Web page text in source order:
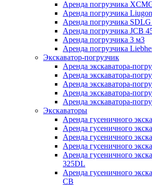
Аренда погрузчика
Аренда погрузчика
Аренда погрузчика
Аренда погрузчика JCB
Аренда погрузчика 3 м3
Аренда погрузчика
Экскаватор-погрузчик
Аренда экскаватора-
Аренда экскаватора-
Аренда экскаватора-
Аренда экскаватора-
Аренда экскаватора-
Экскаваторы
Аренда гусеничного
Аренда гусеничного
Аренда гусеничного
Аренда гусеничного
Аренда гусеничного
325DL
Аренда гусеничного
CB